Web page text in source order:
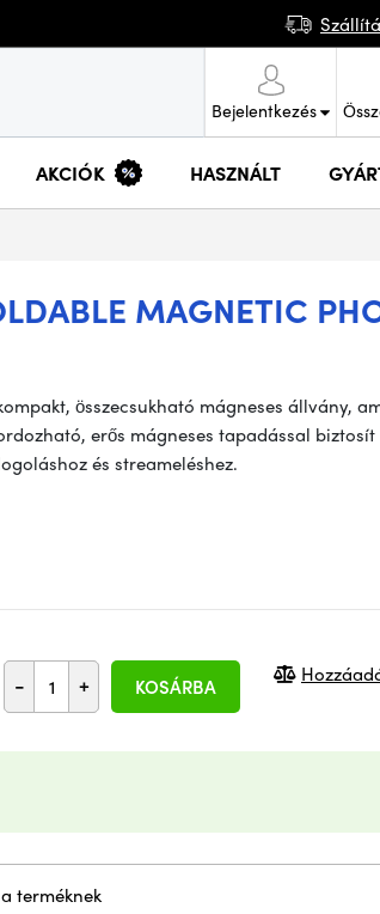
Bejelentkezés
AKCIÓK HASZNÁLT
MAGNETIC
összecsukható mágneses állvány,
erős mágneses tapadással
és streameléshez.
- + KOSÁRBA
terméknek